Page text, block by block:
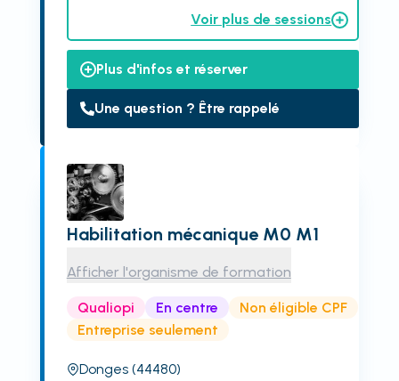
Voir plus de sessions
Plus d'infos et réserver
Une question ? Être rappelé
Habilitation mécanique M0 M1
Afficher l'organisme de formation
Qualiopi En centre
Non éligible CPF
Entreprise seulement
Donges (44480)